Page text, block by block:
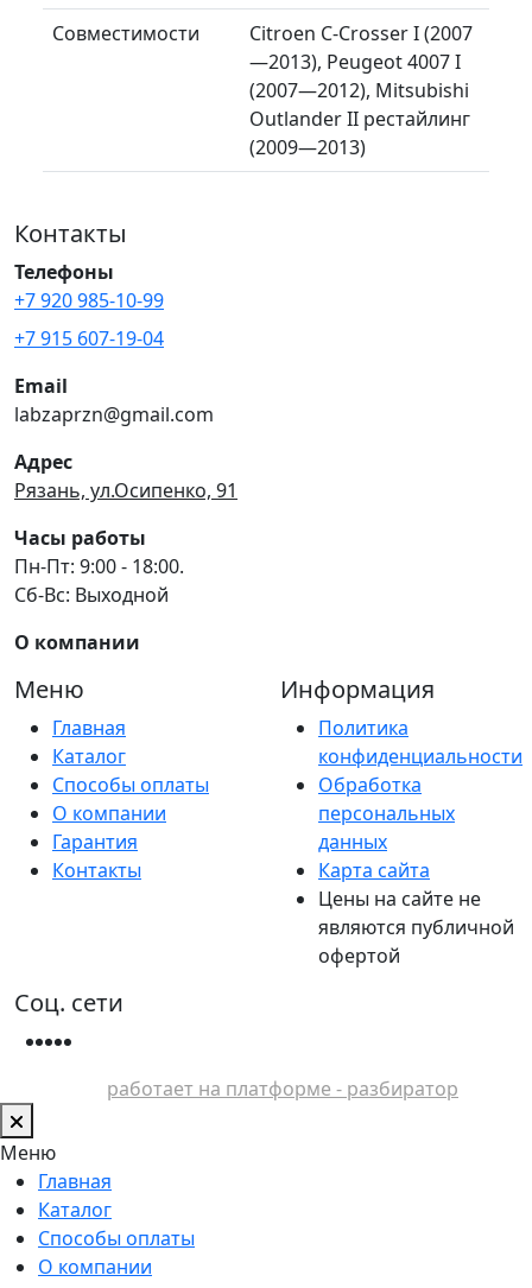
Совместимости
Citroen C-Crosser I (2007
—2013), Peugeot 4007 I
(2007—2012), Mitsubishi
Outlander II рестайлинг
(2009—2013)
Контакты
Телефоны
+7 920 985-10-99
+7 915 607-19-04
Email
labzaprzn@gmail.com
Адрес
Рязань, ул.Осипенко, 91
Часы работы
Пн-Пт: 9:00 - 18:00.
Сб-Вс: Выходной
О компании
Меню
Главная
Каталог
Способы оплаты
О компании
Гарантия
Контакты
Информация
Политика
конфиденциальности
Обработка
персональных
данных
Карта сайта
Цены на сайте не
являются публичной
офертой
Соц. сети
работает на платформе - разбиратор
Меню
Главная
Каталог
Способы оплаты
О компании